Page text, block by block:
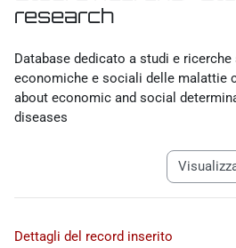
research
Database dedicato a studi e
economiche e sociali delle malattie
about economic and social
diseases
Dettagli del record inserito